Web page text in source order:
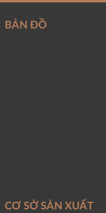
BẢN ĐỒ
CƠ SỞ SẢN XUẤT